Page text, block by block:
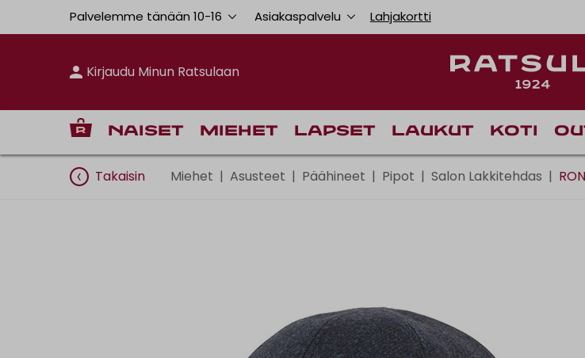
Palvelemme tänään 10-16 Asiakaspalvelu Lahjakortti
Kirjaudu Minun Ratsulaan
Naiset Miehet Lapset Laukut Koti
Takaisin Miehet | Asusteet | Päähineet | Pipot | Salon Lakkitehdas |